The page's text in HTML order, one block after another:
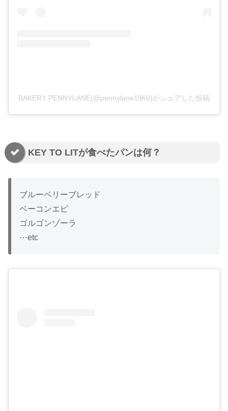
BAKERY PENNYLANE(@pennylane1960)がシェアした投稿
KEY TO LITが食べたパンは何？
ブルーベリーブレッド
ベーコンエピ
ゴルゴンゾーラ
⋯etc